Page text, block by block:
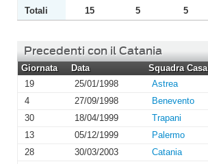
Totali
15 5 5
Precedenti con il Catania
Giornata Data Squadra Casa
19
25/01/1998 Astrea
4
27/09/1998 Benevento
30
18/04/1999 Trapani
13
05/12/1999 Palermo
28
30/03/2003 Catania